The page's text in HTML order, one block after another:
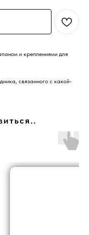
и креплениями для
связанного с какой-